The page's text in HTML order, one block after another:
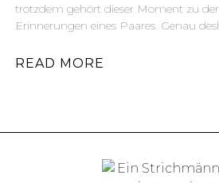
trotzdem gehört dieser Moment zu
Erinnerungen eines Paares. Genau
READ MORE